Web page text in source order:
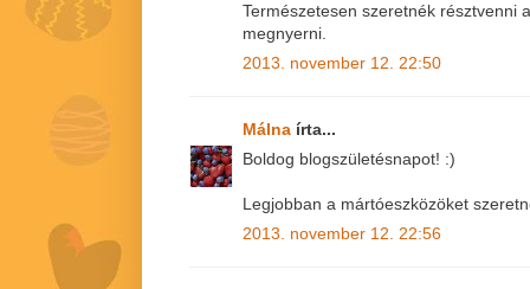
Természetesen szeretnék résztvenni
megnyerni.
2013. november 12. 22:50
Málna írta...
Boldog blogszületésnapot! :)
Legjobban a mártóeszközöket
2013. november 12. 22:56